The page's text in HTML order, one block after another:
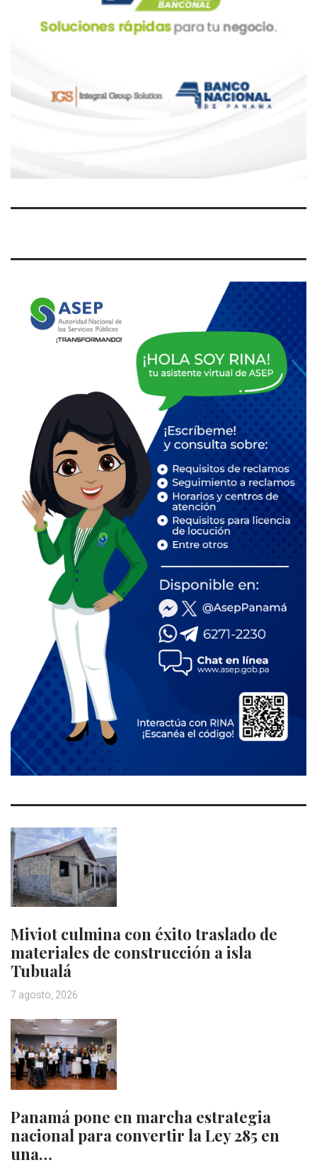
Miviot culmina con éxito traslado de
materiales de construcción a isla
Tubualá
7 agosto, 2026
Panamá pone en marcha estrategia
nacional para convertir la Ley 285 en
una…